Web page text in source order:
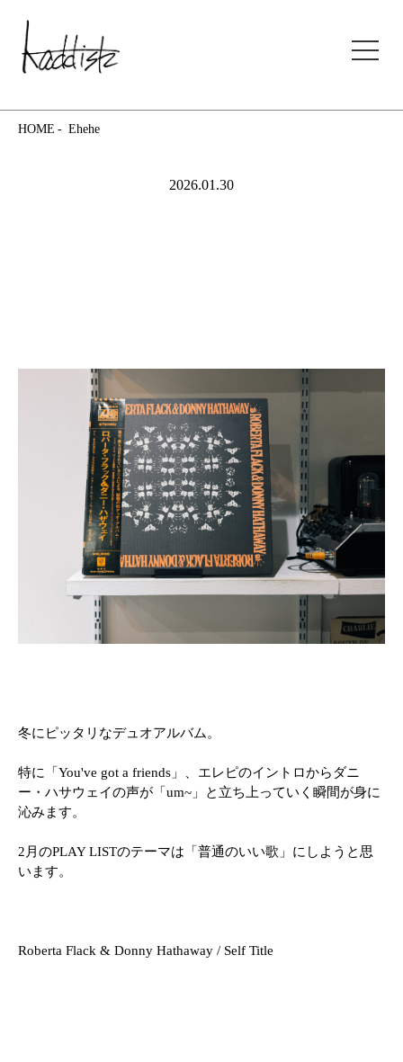
kaddish development store
HOME Ehehe
2026.01.30
冬にピッタリなデュオアルバム。
特に「You've got a friends」、エレピのイントロからダニ
ー・ハサウェイの声が「um~」と立ち上っていく瞬間が身に
沁みます。
2月のPLAY LISTのテーマは「普通のいい歌」にしようと思
います。
Roberta Flack & Donny Hathaway / Self Title